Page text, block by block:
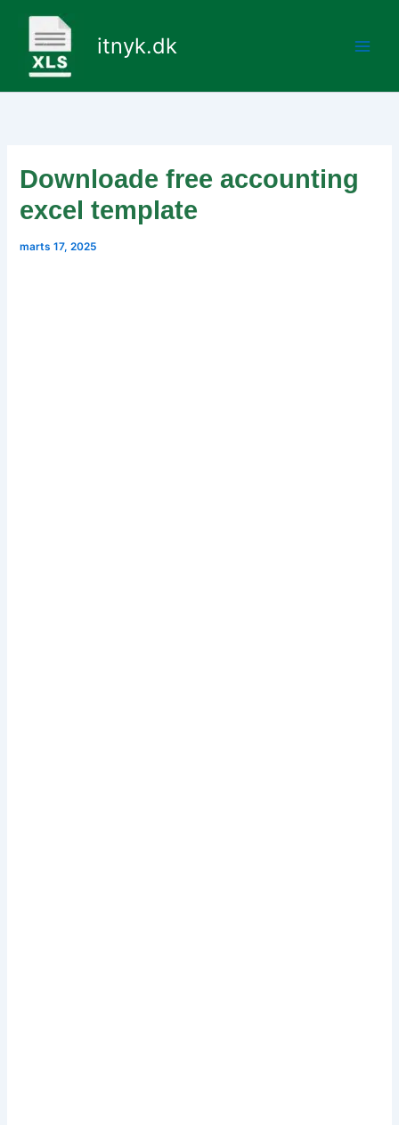
indholdet
itnyk.dk
Downloade free accounting
excel template
marts 17, 2025